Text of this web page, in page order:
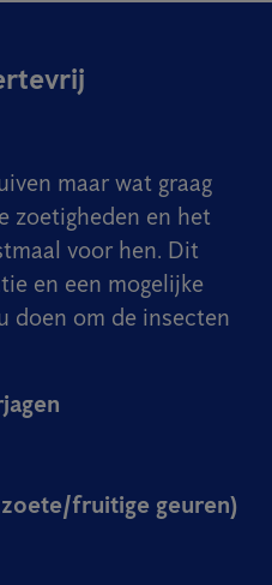
maar wat graag
zoetigheden en het
voor hen. Dit
en een mogelijke
doen om de insecten
fruitige geuren)